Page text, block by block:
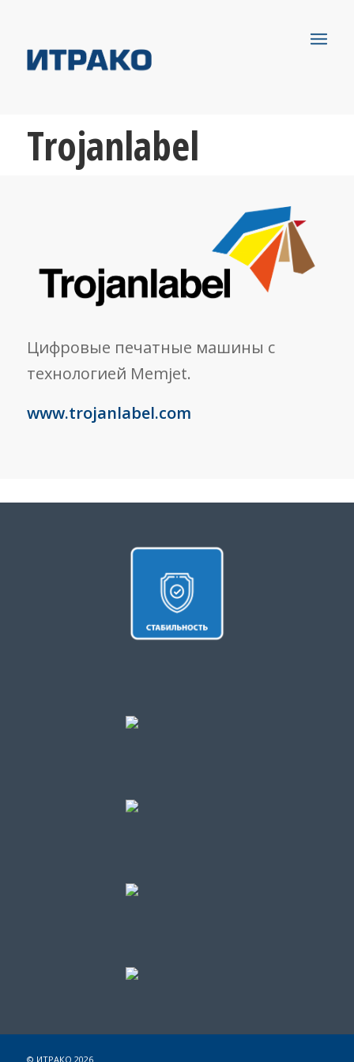
Trojanlabel
Цифровые печатные машины с
технологией Memjet.
www.trojanlabel.com
© ИТРАКО 2026